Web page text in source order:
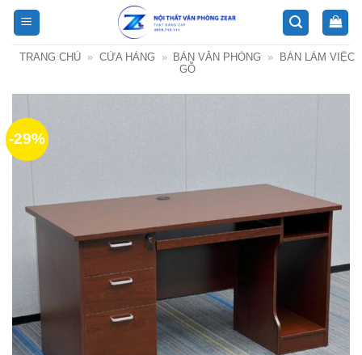
Bỏ
qua
nội
TRANG CHỦ » CỬA HÀNG » BÀN VĂN PHÒNG »
BÀN LÀM VIỆC
GỖ
-29%